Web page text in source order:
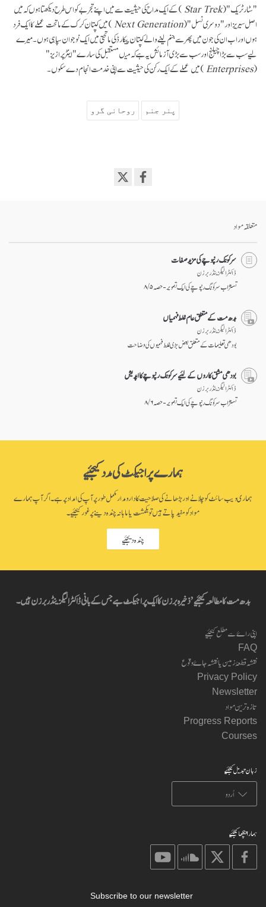
"سٹار ٹریک" (Star Trek) کے ایک مداح کی حیثیت سے میں اپنے تجربے کو اس طرح دیکھتا ہوں کہ میں
اصل سیریز اور "دوسری نسل" (Next Generation) میں کپتان کرک کے ماتحت عملے کا ایک فرد
ہوں اور اب ان کی جون میں پھر سے جنم لینے والے کپتان پیکارڈ کی ماتحتی میں ایک نوجوان سپاہی ہوں۔ میرے
لیے سب سے بڑا چیلنج اور سب سے بڑی آزمائش یہ ہے کہ میںمستقبل کی سارے "اینٹرپرازیز"
(
Enterprises) میں عملے کے ایک رکن کی حیثیت سے اپنی خدمت انجام دے سکوں۔
پنر جنم روحانی گرو
متعلقہ مواد
سرکونگ رنپوچے کی مزید صفات
ڈاکٹر الیگزینڈر برزن
تسنژاب سرکونگ رنپوچے کی ایک تصویر - حصہ ۵ / ۸
بدھ مت کے متعلق عام غلط فہمیاں
ڈاکٹر الیگزینڈر برزن
بودھی تعلیمات کے متعلق بعض بڑی غلط فہمیوں کی وضاحت
بودھی مشق کاروں کے لئیے سرکونگ رنپوچے کا اپدیش
ڈاکٹر الیگزینڈر برزن
تسنژاب سرکونگ رنپوچے کی ایک تصویر - حصہ ۶ / ۸
ہمارے پراجیکٹ کی مدد کیجئیے
ہماری ویب سائٹ کو چلانے اور بڑھانے کی صلاحیت کا دارومدار مکمل طور پر آپ کی امداد پر ہے۔ اگر آپ ہمارے
مواد کو مفید پاتے ہیں تو یکمشت یا ماہانہ چندہ دینے پر غور کیجئیے۔
چندہ دیجئیے
بدھ مت کا مطالعہ کیجئیے’ ذخیرہ برزن کا ایک پراجیکٹ ہے جس کے بانی ڈاکٹر الیگزینڈر برزن ہیں۔
اپنی راۓ سے مطلع کیجئیے
FAQ
نقشہ قطعۂ زمین یا نقشہ جاۓ وقوع
Privacy Policy
Newsletter
تازہ ترین مواد
Progress Reports
Courses
زبان تبدیل کیجئیے
ہمارا پیچھا کیجئیے
on
facebook
on
on
soundcloud
on
Subscribe to our newsletter